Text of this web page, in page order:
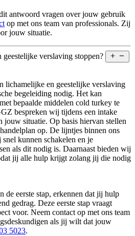
antwoord vragen over jouw gebruik
op met ons team van professionals. Zij
jouw situatie.
verslaving stoppen?
lichamelijke en geestelijke verslaving
begeleiding nodig. Het kan
bepaalde middelen cold turkey te
bespreken wij tijdens een intake
jouw situatie. Op basis hiervan stellen
op. De lijntjes binnen ons
kunnen schakelen en je
als dit nodig is. Daarnaast bieden wij
jij alle hulp krijgt zolang jij die nodig
de eerste stap, erkennen dat jij hulp
gedrag. Deze eerste stap vraagt
voor. Neem contact op met ons team
als jij wilt dat jouw
5023.